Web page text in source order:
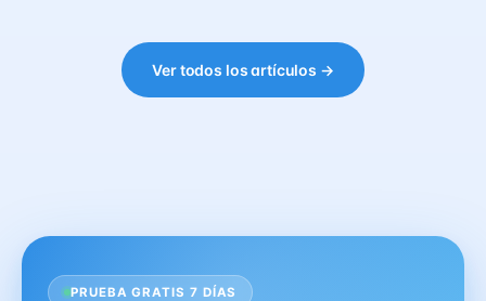
Ver todos los artículos →
PRUEBA GRATIS 7 DÍAS